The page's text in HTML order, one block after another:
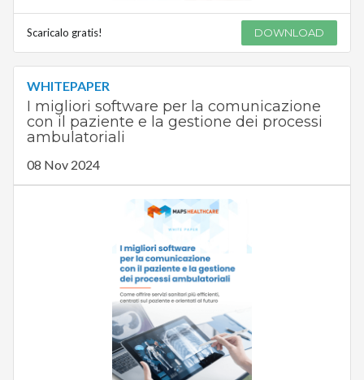
Scaricalo gratis! DOWNLOAD
WHITEPAPER
I migliori software per la comunicazione
con il paziente e la gestione dei processi
ambulatoriali
08 Nov 2024